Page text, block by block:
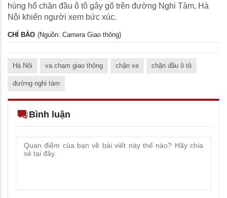
hùng hổ chặn đầu ô tô gây gổ trên đường Nghi Tàm, Hà
Nội khiến người xem bức xúc.
CHÍ BẢO (Nguồn: Camera Giao thông)
Hà Nội va chạm giao thông chặn xe chặn đầu ô tô
đường nghi tàm
Bình luận